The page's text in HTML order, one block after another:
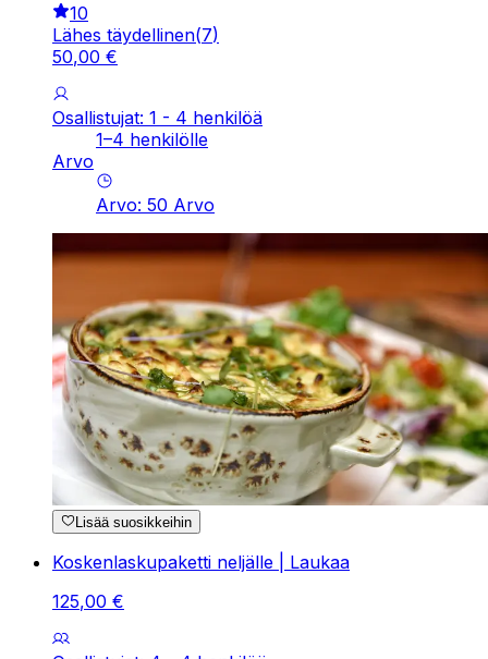
10
Lähes täydellinen(7)
50,00 €
Osallistujat: 1 - 4 henkilöä
1–4 henkilölle
Arvo
Arvo: 50 Arvo
Lisää suosikkeihin
Koskenlaskupaketti neljälle | Laukaa
125,00 €